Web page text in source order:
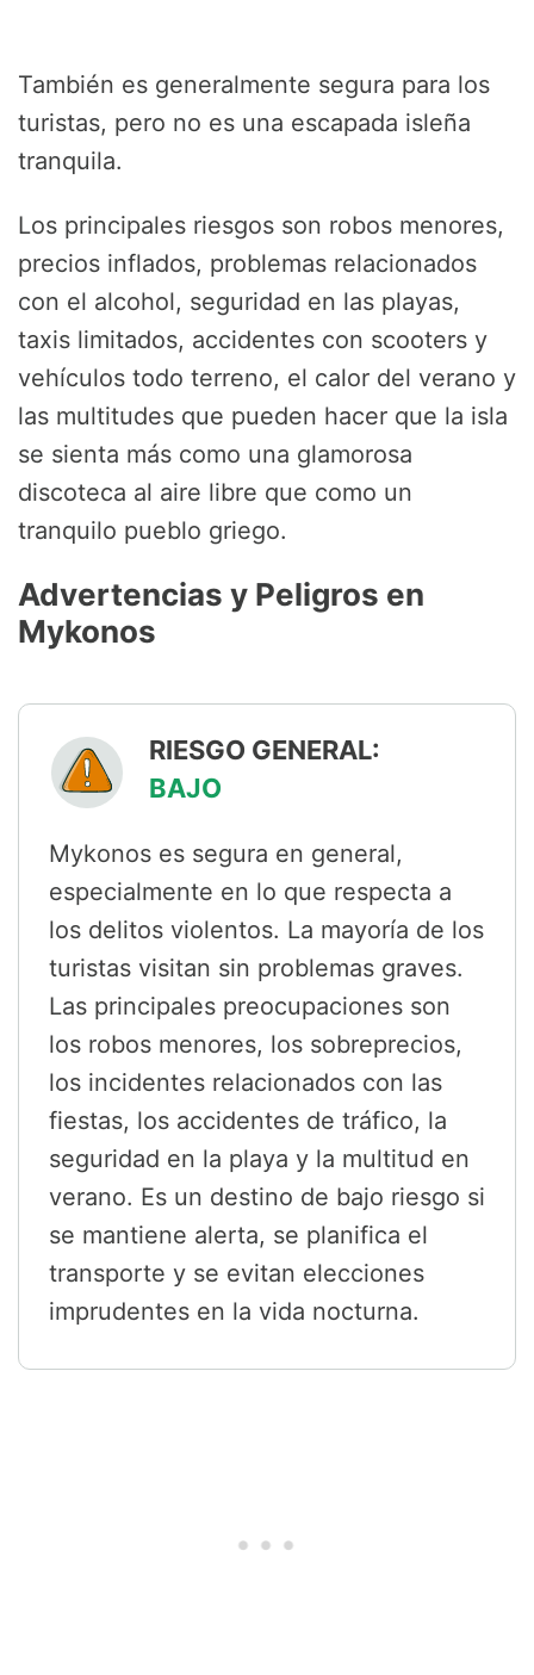
También es generalmente segura para los
turistas, pero no es una escapada isleña
tranquila.
Los principales riesgos son robos menores,
precios inflados, problemas relacionados
con el alcohol, seguridad en las playas,
taxis limitados, accidentes con scooters y
vehículos todo terreno, el calor del verano y
las multitudes que pueden hacer que la isla
se sienta más como una glamorosa
discoteca al aire libre que como un
tranquilo pueblo griego.
Advertencias y Peligros en
Mykonos
RIESGO GENERAL:
BAJO
Mykonos es segura en general,
especialmente en lo que respecta a
los delitos violentos. La mayoría de los
turistas visitan sin problemas graves.
Las principales preocupaciones son
los robos menores, los sobreprecios,
los incidentes relacionados con las
fiestas, los accidentes de tráfico, la
seguridad en la playa y la multitud en
verano. Es un destino de bajo riesgo si
se mantiene alerta, se planifica el
transporte y se evitan elecciones
imprudentes en la vida nocturna.